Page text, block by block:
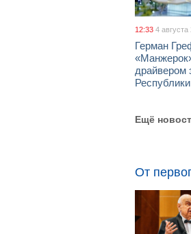
12:33 4 августа
Герман
драйвером
Ещё
От